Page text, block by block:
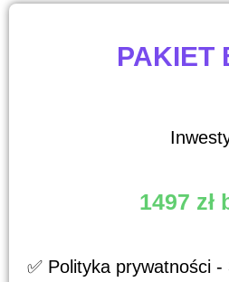
PAKIET
1497 zł
✅ Polityka prywatności -